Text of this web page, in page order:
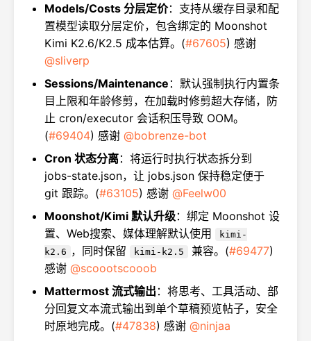
Models/Costs 分层定价：支持从缓存目录和配
置模型读取分层定价，包含绑定的 Moonshot
Kimi K2.6/K2.5 成本估算。(#67605) 感谢
@sliverp
Sessions/Maintenance ：默认强制执行内置条
目上限和年龄修剪，在加载时修剪超大存储，防
止 cron/executor 会话积压导致 OOM。
(#69404) 感谢 @bobrenze-bot
Cron 状态分离：将运行时执行状态拆分到
jobs-state.json，让 jobs.json 保持稳定便于
git 跟踪。(#63105) 感谢 @Feelw00
Moonshot/Kimi 默认升级：绑定 Moonshot 设
置、Web搜索、媒体理解默认使用
kimi-
k2.6 ，同时保留 kimi-k2.5 兼容。(#69477)
感谢 @scoootscooob
Mattermost 流式输出 ：将思考、工具活动、部
分回复文本流式输出到单个草稿预览帖子，安全
时原地完成。(#47838) 感谢 @ninjaa